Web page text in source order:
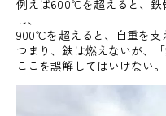
例えば600℃を超えると、鉄
し、
900℃を超えると、自重を支
つまり、鉄は燃えないが、「
ここを誤解してはいけない。